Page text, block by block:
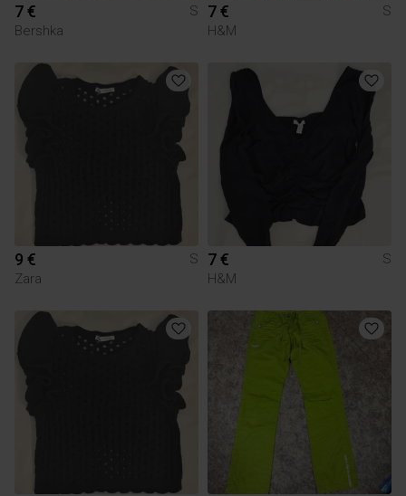
7 €
S
Bershka
7 €
S
H&M
9 €
S
Zara
7 €
S
H&M